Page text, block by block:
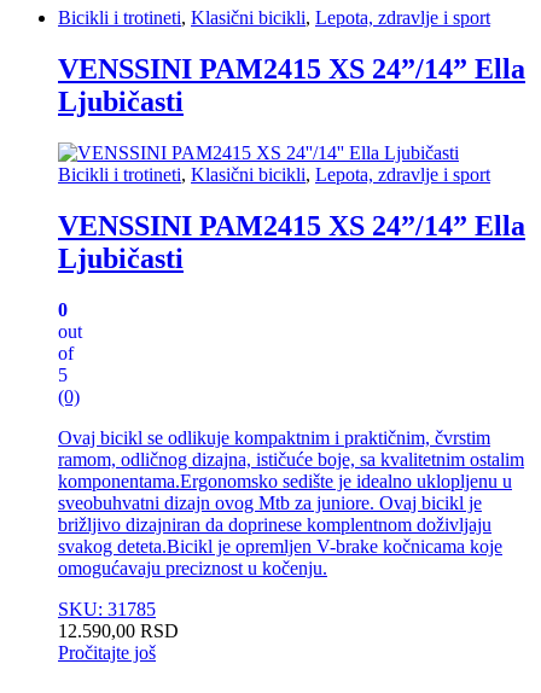
Bicikli i trotineti, Klasični bicikli, Lepota, zdravlje i sport
VENSSINI PAM2415 XS 24”/14” Ella
Ljubičasti
Bicikli i trotineti, Klasični bicikli, Lepota, zdravlje i sport
VENSSINI PAM2415 XS 24”/14” Ella
Ljubičasti
0
out
of
5
(0)
Ovaj bicikl se odlikuje kompaktnim i praktičnim, čvrstim
ramom, odličnog dizajna, ističuće boje, sa kvalitetnim ostalim
komponentama.Ergonomsko sedište je idealno uklopljenu u
sveobuhvatni dizajn ovog Mtb za juniore. Ovaj bicikl je
brižljivo dizajniran da doprinese komplentnom doživljaju
svakog deteta.Bicikl je opremljen V-brake kočnicama koje
omogućavaju preciznost u kočenju.
SKU: 31785
12.590,00 RSD
Pročitajte još